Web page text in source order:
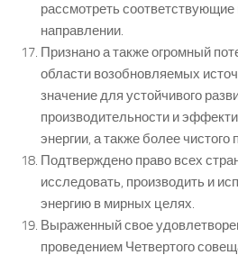
рассмотреть
направлении.
Признано а также огромный
области возобновляемых
значение для устойчивого
производительности и
энергии, а также более чистого
Подтверждено право всех
исследовать, производить и
энергию в мирных целях.
Выраженный свое
проведением Четвертого